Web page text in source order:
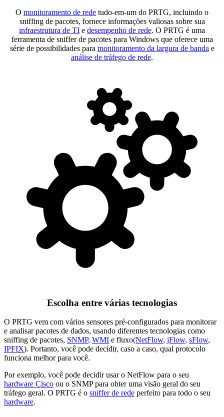
O monitoramento de rede tudo-em-um do PRTG, incluindo o
sniffing de pacotes, fornece informações valiosas sobre sua
infraestrutura de TI e desempenho de rede. O PRTG é uma
ferramenta de sniffer de pacotes para Windows que oferece uma
série de possibilidades para monitoramento da largura de banda e
análise de tráfego de rede.
Escolha entre várias tecnologias
O PRTG vem com vários sensores pré-configurados para monitorar
e analisar pacotes de dados, usando diferentes tecnologias como
sniffing de pacotes, SNMP, WMI e fluxo(NetFlow, jFlow, sFlow,
IPFIX). Portanto, você pode decidir, caso a caso, qual protocolo
funciona melhor para você.
Por exemplo, você pode decidir usar o NetFlow para o seu
hardware Cisco ou o SNMP para obter uma visão geral do seu
tráfego geral. O PRTG é o sniffer de rede perfeito para todo o seu
hardware.